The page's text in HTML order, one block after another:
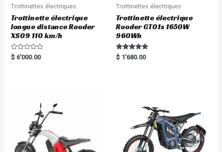
Trottinettes électriques
Trottinette électrique
longue distance Rooder
XS09 110 km/h
R
a
$ 6'000.00
Trottinettes électriques
Trottinette électrique
Rooder GT01s 1650W
960Wh
Rated
5.00
$ 1'680.00